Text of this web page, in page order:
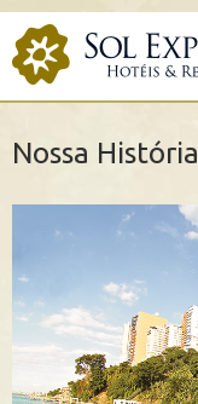
Nossa História